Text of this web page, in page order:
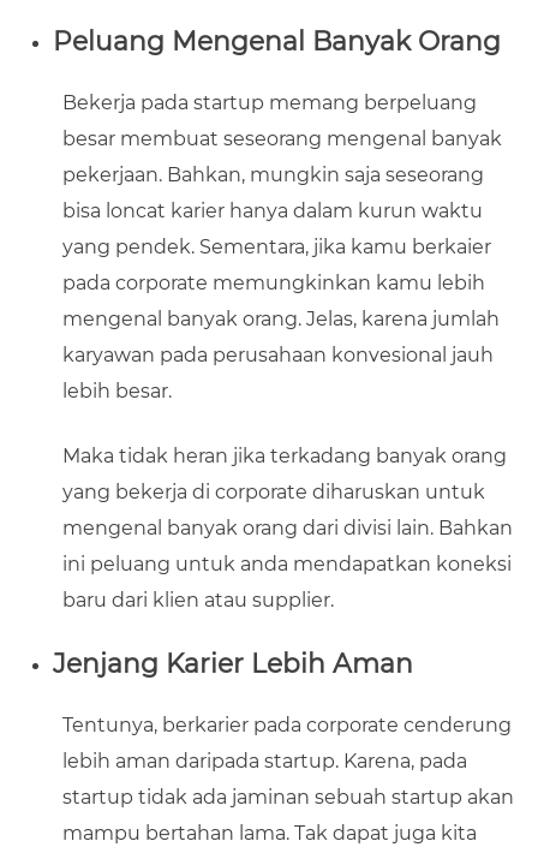
Peluang Mengenal Banyak Orang
Bekerja pada startup memang berpeluang
besar membuat seseorang mengenal banyak
pekerjaan. Bahkan, mungkin saja seseorang
bisa loncat karier hanya dalam kurun waktu
yang pendek. Sementara, jika kamu berkaier
pada corporate memungkinkan kamu lebih
mengenal banyak orang. Jelas, karena jumlah
karyawan pada perusahaan konvesional jauh
lebih besar.
Maka tidak heran jika terkadang banyak orang
yang bekerja di corporate diharuskan untuk
mengenal banyak orang dari divisi lain. Bahkan
ini peluang untuk anda mendapatkan koneksi
baru dari klien atau supplier.
Jenjang Karier Lebih Aman
Tentunya, berkarier pada corporate cenderung
lebih aman daripada startup. Karena, pada
startup tidak ada jaminan sebuah startup akan
mampu bertahan lama. Tak dapat juga kita